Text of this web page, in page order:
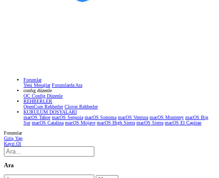
Forumlar
Yeni Mesajlar Forumlarda Ara
confıg düzenle
OC Config Düzenle
REHBERLER
OpenCore Rehberler Clover Rehberler
KURULUM DOSYALARI
macOS Tahoe macOS Sequoia macOS Sonoma macOS Ventura macOS Monterey macOS Big
Sur macOS Catalina macOS Mojave macOS High Sierra macOS Sierra macOS El Capitan
Forumlar
Giriş Yap
Kayıt Ol
Ara